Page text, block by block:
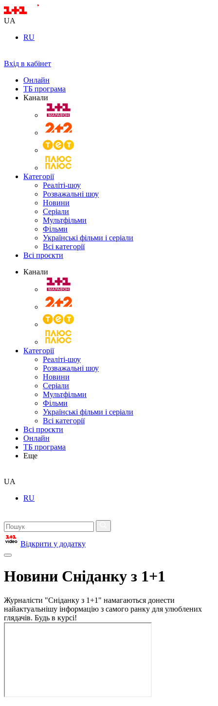
UA
RU
Вхід в кабінет
Онлайн
ТБ програма
Канали
Категорії
Реаліті-шоу
Розважальні шоу
Новини
Серіали
Мультфільми
Фільми
Українські фільми і серіали
Всі категорії
Всі проєкти
Канали
Категорії
Реаліті-шоу
Розважальні шоу
Новини
Серіали
Мультфільми
Фільми
Українські фільми і серіали
Всі категорії
Всі проєкти
Онлайн
ТБ програма
Еще
UA
RU
Відкрити у додатку
Новини Сніданку з 1+1
Журналісти "Сніданку з 1+1" намагаються донести
найактуальнішу інформацію з самого ранку для улюблених
глядачів. Будь в курсі!